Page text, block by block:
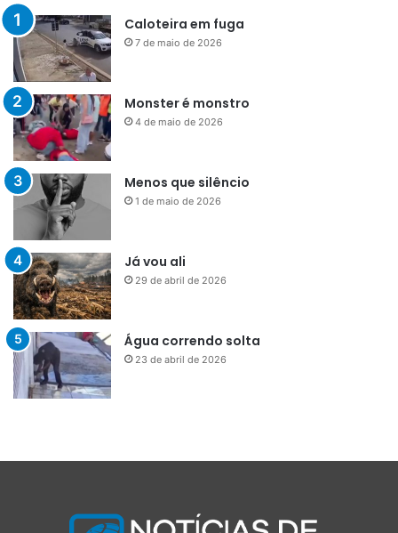
Caloteira em fuga
7 de maio de 2026
Monster é monstro
4 de maio de 2026
Menos que silêncio
1 de maio de 2026
Já vou ali
29 de abril de 2026
Água correndo solta
23 de abril de 2026